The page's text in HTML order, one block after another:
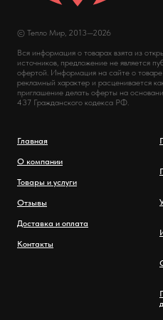
© Тепло Мир, 2013—2026
Вся информация о товарах взята из
источников, предложение не является
офертой. Информация на сайте о
рекламный характер и расценивается
приглашение делать оферты на
437 Гражданского кодекса РФ.
Главная
О компании
Товары и услуги
Отзывы
Доставка и оплата
Контакты